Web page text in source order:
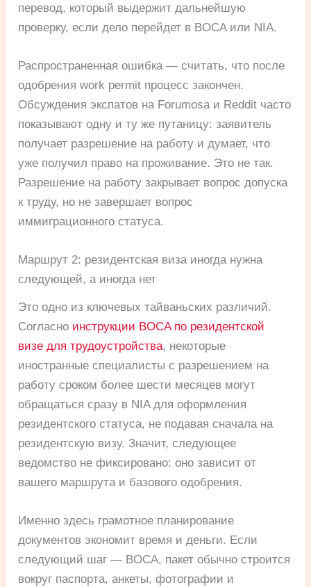
перевод, который выдержит дальнейшую
проверку, если дело перейдет в BOCA или NIA.
Распространенная ошибка — считать, что после
одобрения work permit процесс закончен.
Обсуждения экспатов на Forumosa и Reddit часто
показывают одну и ту же путаницу: заявитель
получает разрешение на работу и думает, что
уже получил право на проживание. Это не так.
Разрешение на работу закрывает вопрос допуска
к труду, но не завершает вопрос
иммиграционного статуса.
Маршрут 2: резидентская виза иногда нужна
следующей, а иногда нет
Это одно из ключевых тайваньских различий.
Согласно инструкции BOCA по резидентской
визе для трудоустройства, некоторые
иностранные специалисты с разрешением на
работу сроком более шести месяцев могут
обращаться сразу в NIA для оформления
резидентского статуса, не подавая сначала на
резидентскую визу. Значит, следующее
ведомство не фиксировано: оно зависит от
вашего маршрута и базового одобрения.
Именно здесь грамотное планирование
документов экономит время и деньги. Если
следующий шаг — BOCA, пакет обычно строится
вокруг паспорта, анкеты, фотографии и